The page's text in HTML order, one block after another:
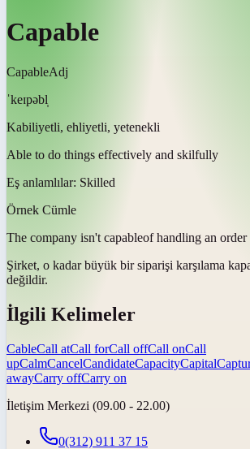
Capable
CapableAdj
ˈkeɪpəbl̩
Kabiliyetli, ehliyetli, yetenekli
Able to do things effectively and skilfully
Eş anlamlılar: Skilled
Örnek Cümle
The company isn't capableof handling an order
Şirket, o kadar büyük bir siparişi karşılama
değildir.
İlgili Kelimeler
CableCall atCall forCall offCall onCall
upCalmCancelCandidateCapacityCapital
awayCarry offCarry on
İletişim Merkezi (09.00 - 22.00)
0(312) 911 37 15